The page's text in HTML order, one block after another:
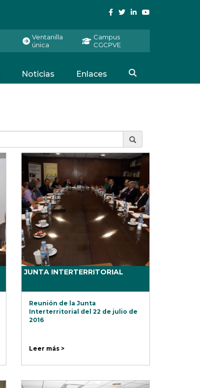
Ventanilla
única
Campus
CGCPVE
Noticias Enlaces
JUNTA INTERTERRITORIAL
Reunión de la Junta
Interterritorial del 22 de julio de
2016
Leer más >